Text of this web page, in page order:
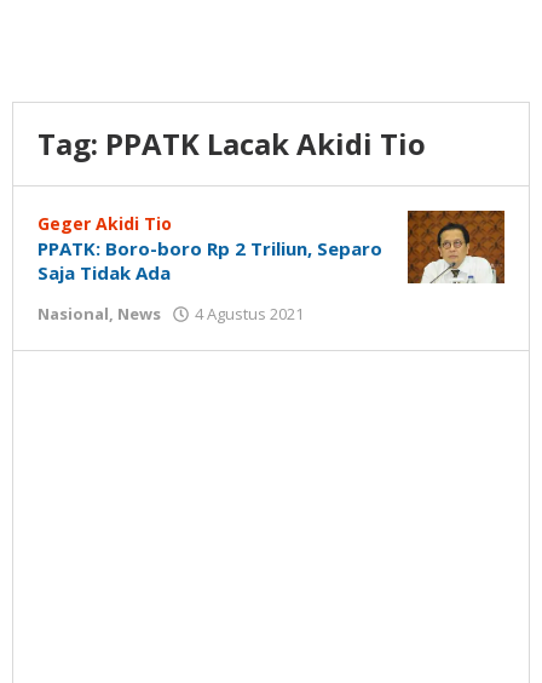
Tag: PPATK Lacak Akidi Tio
Geger Akidi Tio
PPATK: Boro-boro Rp 2 Triliun, Separo
Saja Tidak Ada
Nasional, News 4 Agustus 2021
Susanto